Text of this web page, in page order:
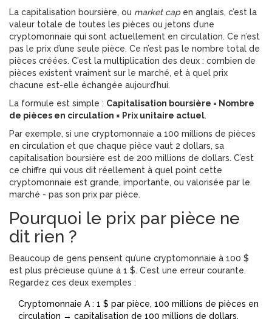
La capitalisation boursière, ou market capen anglais, c’est la
valeur totale de toutes les pièces ou jetons d’une
cryptomonnaie qui sont actuellement en circulation. Ce n’est
pas le prix d’une seule pièce. Ce n’est pas le nombre total de
pièces créées. C’est la multiplication des deux : combien de
pièces existent vraiment sur le marché, et à quel prix
chacune est-elle échangée aujourd’hui.
La formule est simple : Capitalisation boursière = Nombre
de pièces en circulation × Prix unitaire actuel.
Par exemple, si une cryptomonnaie a 100 millions de pièces
en circulation et que chaque pièce vaut 2 dollars, sa
capitalisation boursière est de 200 millions de dollars. C’est
ce chiffre qui vous dit réellement à quel point cette
cryptomonnaie est grande, importante, ou valorisée par le
marché - pas son prix par pièce.
Pourquoi le prix par pièce ne
dit rien ?
Beaucoup de gens pensent qu’une cryptomonnaie à 100 $
est plus précieuse qu’une à 1 $. C’est une erreur courante.
Regardez ces deux exemples :
Cryptomonnaie A : 1 $ par pièce, 100 millions de pièces en
circulation → capitalisation de 100 millions de dollars.